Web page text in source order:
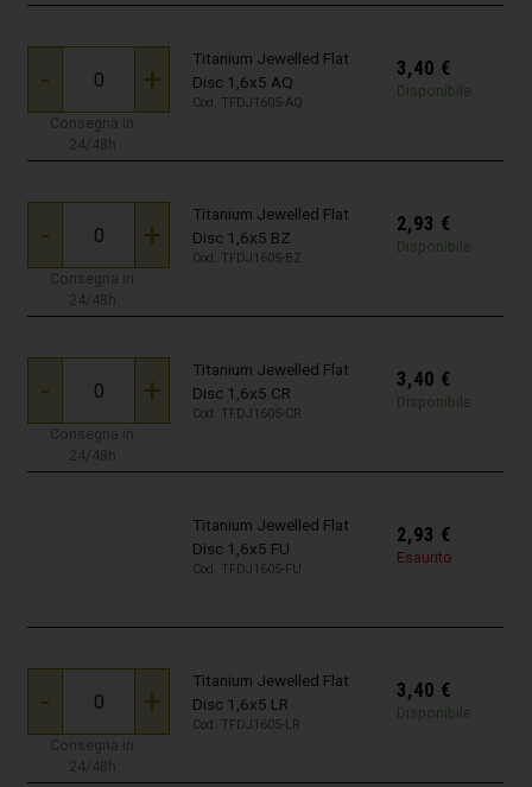
- +
Consegna in
24/48h
Titanium Jewelled Flat
Disc 1,6x5 AQ
Cod. TFDJ1605-AQ
3,40 €
Disponibile
- +
Consegna in
24/48h
Titanium Jewelled Flat
Disc 1,6x5 BZ
Cod. TFDJ1605-BZ
2,93 €
Disponibile
- +
Consegna in
24/48h
Titanium Jewelled Flat
Disc 1,6x5 CR
Cod. TFDJ1605-CR
3,40 €
Disponibile
Titanium Jewelled Flat
Disc 1,6x5 FU
Cod. TFDJ1605-FU
2,93 €
Esaurito
- +
Consegna in
24/48h
Titanium Jewelled Flat
Disc 1,6x5 LR
Cod. TFDJ1605-LR
3,40 €
Disponibile